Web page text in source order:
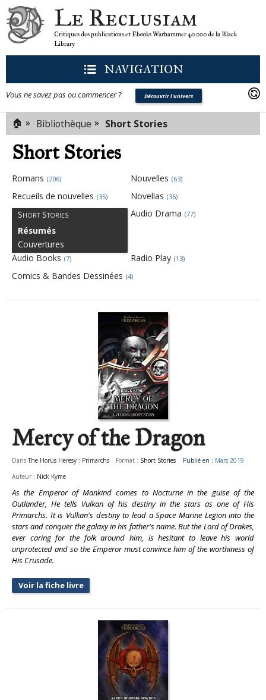
Le Reclusiam
Critiques des publications et Ebooks Warhammer 40 000 de la Black
Library
NAVIGATION
Vous ne savez pas ou commencer ? Découvrir l'univers
🏠 » Bibliothèque » Short Stories
Short Stories
Romans (206) Nouvelles (63)
Recueils de nouvelles (35) Novellas (36)
Short Stories
Résumés
Couvertures
Audio Drama (77)
Audio Books (7) Radio Play (13)
Comics & Bandes Dessinées (4)
Mercy of the Dragon
Dans The Horus Heresy : Primarchs Format : Short Stories Publié en : Mars 2019
Auteur : Nick Kyme
As the Emperor of Mankind comes to Nocturne in the guise of the
Outlander, He tells Vulkan of his destiny in the stars as one of His
Primarchs. It is Vulkan's destiny to lead a Space Marine Legion into the
stars and conquer the galaxy in his father's name. But the Lord of Drakes,
ever caring for the folk around him, is hesitant to leave his world
unprotected and so the Emperor must convince him of the worthiness of
His Crusade.
Voir la fiche livre